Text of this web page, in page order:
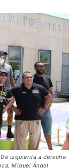
izquierda a derecha
Miguel Ángel